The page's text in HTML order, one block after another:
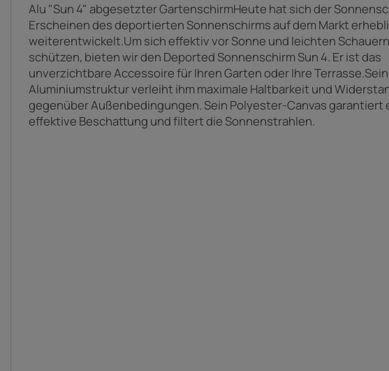
Alu "Sun 4" abgesetzter GartenschirmHeute hat sich der
Erscheinen des deportierten Sonnenschirms auf dem Markt
weiterentwickelt.Um sich effektiv vor Sonne und leichten
schützen, bieten wir den Deported Sonnenschirm Sun 4. Er ist das
unverzichtbare Accessoire für Ihren Garten oder Ihre
Aluminiumstruktur verleiht ihm maximale Haltbarkeit und
gegenüber Außenbedingungen. Sein Polyester-Canvas garantiert
effektive Beschattung und filtert die Sonnenstrahlen.